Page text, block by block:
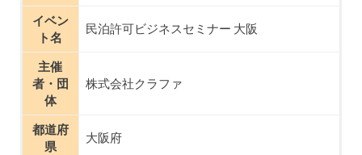
イベン
ト名
民泊許可ビジネスセミナー 大阪
主催
者・団
体
株式会社クラファ
都道府
県
大阪府